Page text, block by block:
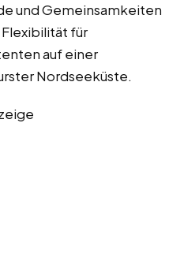
und Gemeinsamkeiten
für
auf einer
Nordseeküste.